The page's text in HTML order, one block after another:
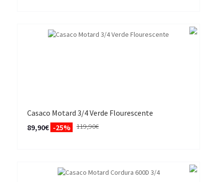
Casaco Motard 3/4 Verde Flourescente
89,90€ -25% 119,90€